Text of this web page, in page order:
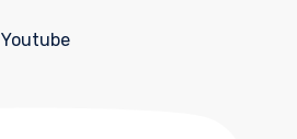
Youtube